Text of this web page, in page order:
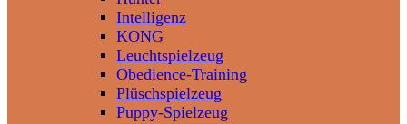
Intelligenz
KONG
Leuchtspielzeug
Obedience-Training
Plüschspielzeug
Puppy-Spielzeug